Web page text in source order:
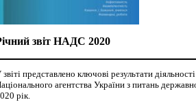
звіт НАДС 2020
звіті представлено ключові результати діяльності
агентства України з питань
рік.